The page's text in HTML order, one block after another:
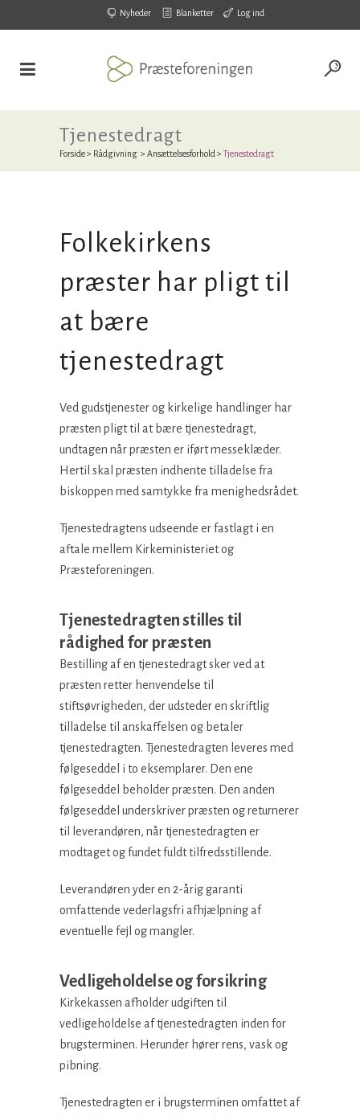
Nyheder Blanketter Log ind
Tjenestedragt
Forside> Rådgivning > Ansættelsesforhold > Tjenestedragt
Folkekirkens
præster har pligt til
at bære
tjenestedragt
Ved gudstjenester og kirkelige handlinger har
præsten pligt til at bære tjenestedragt,
undtagen når præsten er iført messeklæder.
Hertil skal præsten indhente tilladelse fra
biskoppen med samtykke fra menighedsrådet.
Tjenestedragtens udseende er fastlagt i en
aftale mellem Kirkeministeriet og
Præsteforeningen.
Tjenestedragten stilles til
rådighed for præsten
Bestilling af en tjenestedragt sker ved at
præsten retter henvendelse til
stiftsøvrigheden, der udsteder en skriftlig
tilladelse til anskaffelsen og betaler
tjenestedragten. Tjenestedragten leveres med
følgeseddel i to eksemplarer. Den ene
følgeseddel beholder præsten. Den anden
følgeseddel underskriver præsten og returnerer
til leverandøren, når tjenestedragten er
modtaget og fundet fuldt tilfredsstillende.
Leverandøren yder en 2-årig garanti
omfattende vederlagsfri afhjælpning af
eventuelle fejl og mangler.
Vedligeholdelse og forsikring
Kirkekassen afholder udgiften til
vedligeholdelse af tjenestedragten inden for
brugsterminen. Herunder hører rens, vask og
pibning.
Tjenestedragten er i brugsterminen omfattet af